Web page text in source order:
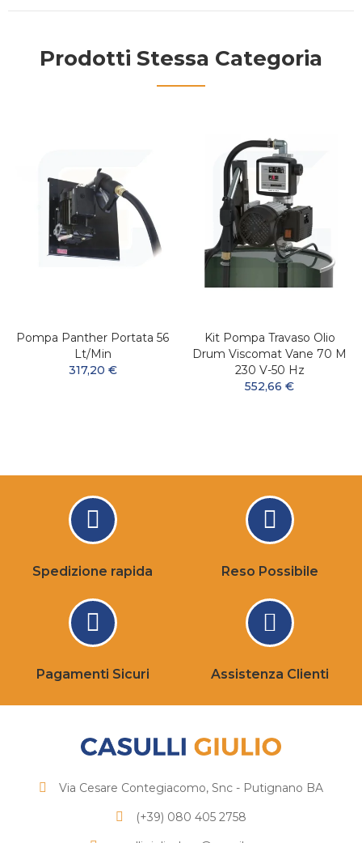
Prodotti Stessa Categoria
Pompa Panther Portata 56
Lt/min
317,20 €
Kit Pompa Travaso Olio
Drum Viscomat Vane 70 M
230 V-50 Hz
552,66 €
Spedizione rapida Reso Possibile
Pagamenti Sicuri Assistenza Clienti
Via Cesare Contegiacomo, Snc - Putignano BA
(+39) 080 405 2758